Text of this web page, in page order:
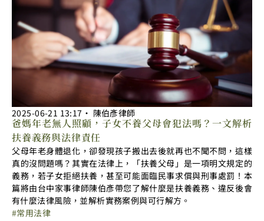
2025-06-21 13:17 ‧ 陳伯彥律師
爸媽年老無人照顧，子女不養父母會犯法嗎？一文解析
扶養義務與法律責任
父母年老身體退化，卻發現孩子搬出去後就再也不聞不問，這樣
真的沒問題嗎？其實在法律上，「扶養父母」是一項明文規定的
義務，若子女拒絕扶養，甚至可能面臨民事求償與刑事處罰！本
篇將由台中家事律師陳伯彥帶您了解什麼是扶養義務、違反後會
有什麼法律風險，並解析實務案例與可行解方。
常用法律